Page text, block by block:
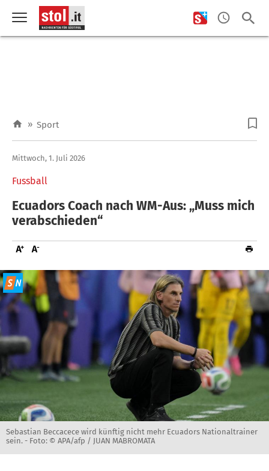
» Sport
Fussball
Mittwoch, 1. Juli 2026
Ecuadors Coach nach WM-Aus: „Muss mich
verabschieden“
Sebastian Beccacece wird künftig nicht mehr Ecuadors Nationaltrainer
sein. - Foto: © APA/afp / JUAN MABROMATA